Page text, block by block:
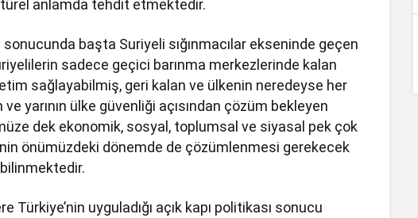
anlamda tehdit etmektedir.
sonucunda başta Suriyeli sığınmacılar ekseninde geçen
sadece geçici barınma merkezlerinde kalan
sağlayabilmiş, geri kalan ve ülkenin neredeyse her
yarının ülke güvenliği açısından çözüm bekleyen
dek ekonomik, sosyal, toplumsal ve siyasal pek çok
önümüzdeki dönemde de çözümlenmesi gerekecek
bilinmektedir.
Türkiye’nin uyguladığı açık kapı politikası sonucu